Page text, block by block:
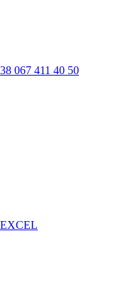
067 411 40 50
EXCEL